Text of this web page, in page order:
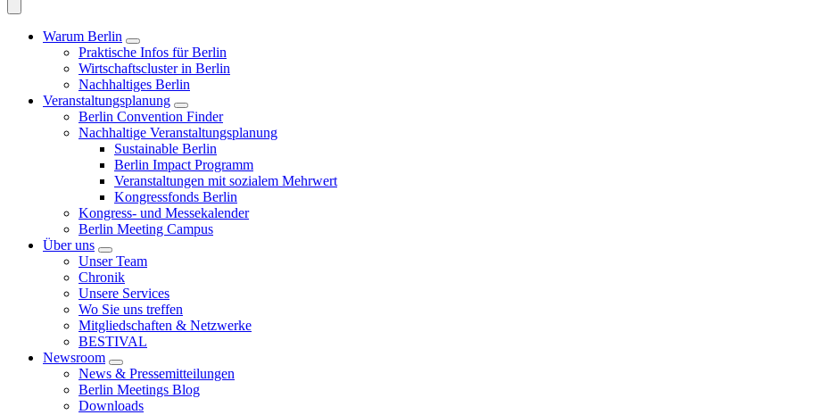
Warum Berlin
Praktische Infos für Berlin
Wirtschaftscluster in Berlin
Nachhaltiges Berlin
Veranstaltungsplanung
Berlin Convention Finder
Nachhaltige Veranstaltungsplanung
Sustainable Berlin
Berlin Impact Programm
Veranstaltungen mit sozialem Mehrwert
Kongressfonds Berlin
Kongress- und Messekalender
Berlin Meeting Campus
Über uns
Unser Team
Chronik
Unsere Services
Wo Sie uns treffen
Mitgliedschaften & Netzwerke
BESTIVAL
Newsroom
News & Pressemitteilungen
Berlin Meetings Blog
Downloads